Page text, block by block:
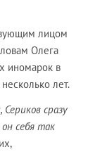
лицом
Олега
иномарок в
лет.
сразу
себя так